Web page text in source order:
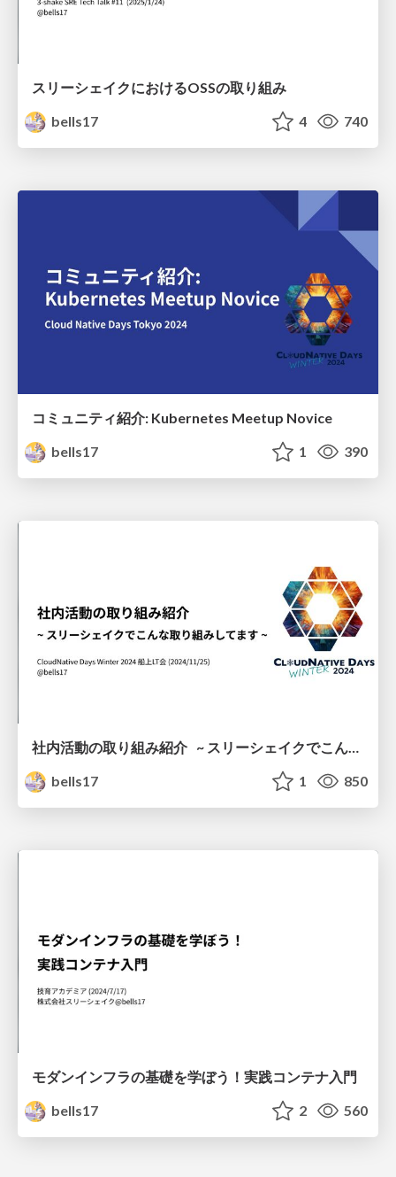
スリーシェイクにおけるOSSの取り組み
bells17
4 740
コミュニティ紹介: Kubernetes Meetup Novice
bells17
1 390
社内活動の取り組み紹介 ~ スリーシェイクでこんな取り組みしてます ~
bells17
1 850
モダンインフラの基礎を学ぼう！実践コンテナ入門
bells17
2 560